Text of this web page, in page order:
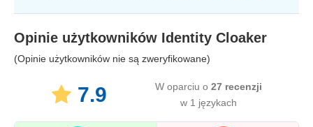
Opinie użytkowników Identity Cloaker
(Opinie użytkowników nie są zweryfikowane)
7.9 W oparciu o 27recenzji
w 1 językach